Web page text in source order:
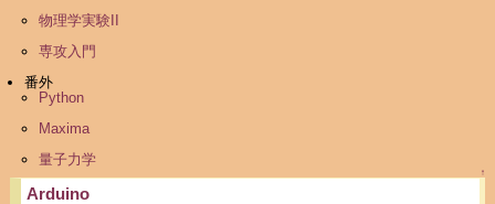
物理学実験II
専攻入門
番外
Python
Maxima
量子力学
↑
Arduino